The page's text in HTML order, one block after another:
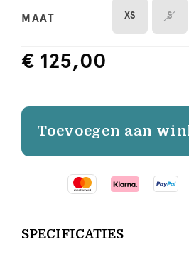
MAAT XS S
€ 125,00
Toevoegen aan
SPECIFICATIES